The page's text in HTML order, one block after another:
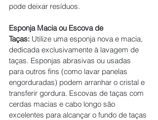
pode deixar resíduos.
Esponja Macia ou Escova de
Taças: Utilize uma esponja nova e macia,
dedicada exclusivamente à lavagem de
taças. Esponjas abrasivas ou usadas
para outros fins (como lavar panelas
engorduradas) podem arranhar o cristal e
transferir gordura. Escovas de taças com
cerdas macias e cabo longo são
excelentes para alcançar o fundo de taças